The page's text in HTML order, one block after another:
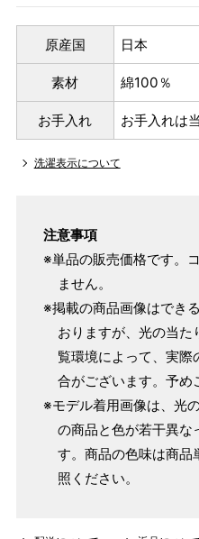
原産国 日本
素材 綿100％
お手入れ お手入れは
洗濯表示について
注意事項
※単品の販売価格です。
ません。
※掲載の商品画像はでき
おりますが、光の当た
覧環境によって、実際
合がございます。予め
※モデル着用画像は、光
の商品と色が若干異な
す。商品の色味は商品
照ください。